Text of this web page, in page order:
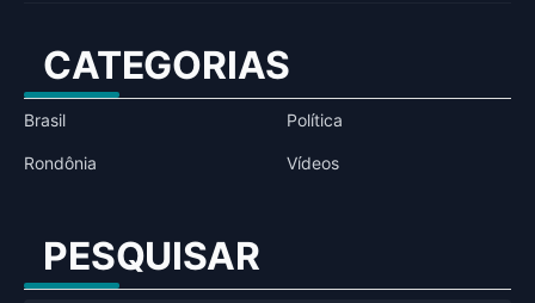
CATEGORIAS
Brasil Política
Rondônia Vídeos
PESQUISAR